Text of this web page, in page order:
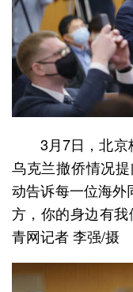
3月7日，北京
乌克兰撤侨情况
动告诉每一位海
方，你的身边有我
青网记者 李强/摄